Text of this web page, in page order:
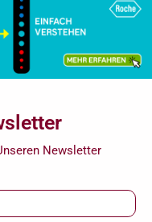
Newsletter